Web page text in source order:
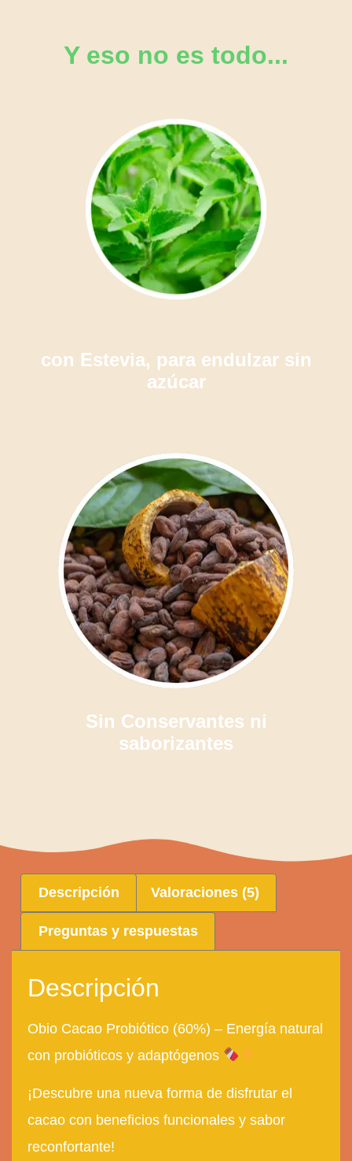
Y eso no es todo...
con Estevia, para endulzar sin
azúcar
Sin Conservantes ni
saborizantes
Descripción Valoraciones (5)
Preguntas y respuestas
Descripción
Obio Cacao Probiótico (60%) – Energía natural
con probióticos y adaptógenos
¡Descubre una nueva forma de disfrutar el
cacao con beneficios funcionales y sabor
reconfortante!